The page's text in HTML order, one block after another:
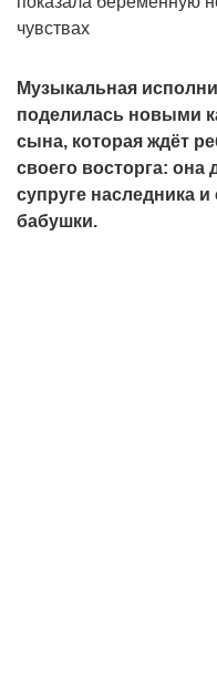
Музыкальная
поделилась новыми
сына, которая ждёт
своего восторга: она
супруге наследника
бабушки.